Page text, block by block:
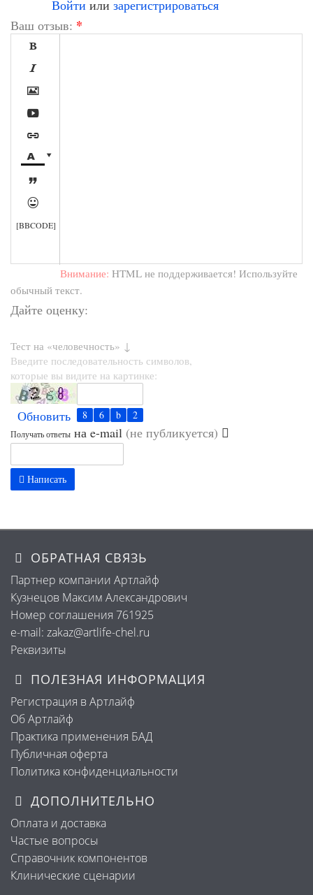
Войти или зарегистрироваться
Ваш отзыв: *









[BBCODE]
Внимание: HTML не поддерживается! Используйте
обычный текст.
Дайте оценку:
Тест на «человечность» ↓
Введите последовательность символов,
которые вы видите на картинке:
Обновить
Получать ответы на e-mail (не публикуется)
Написать
ОБРАТНАЯ СВЯЗЬ
Партнер компании Артлайф
Кузнецов Максим Александрович
Номер соглашения 761925
e-mail: zakaz@artlife-chel.ru
Реквизиты
ПОЛЕЗНАЯ ИНФОРМАЦИЯ
Регистрация в Артлайф
Об Артлайф
Практика применения БАД
Публичная оферта
Политика конфиденциальности
ДОПОЛНИТЕЛЬНО
Оплата и доставка
Частые вопросы
Справочник компонентов
Клинические сценарии